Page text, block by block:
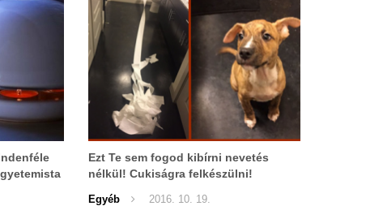
Ezt Te sem fogod kibírni nevetés
nélkül! Cukiságra felkészülni!
Egyéb 2016. 10. 19.